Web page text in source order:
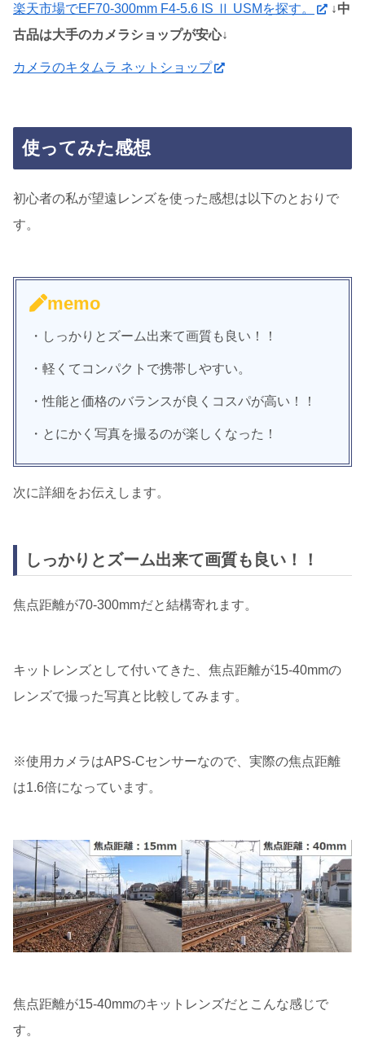
楽天市場でEF70-300mm F4-5.6 IS Ⅱ USMを探す。
↓中
古品は大手のカメラショップが安心↓
カメラのキタムラ ネットショップ
使ってみた感想
初心者の私が望遠レンズを使った感想は以下のとおりで
す。
memo
・しっかりとズーム出来て画質も良い！！
・軽くてコンパクトで携帯しやすい。
・性能と価格のバランスが良くコスパが高い！！
・とにかく写真を撮るのが楽しくなった！
次に詳細をお伝えします。
しっかりとズーム出来て画質も良い！！
焦点距離が70-300mmだと結構寄れます。
キットレンズとして付いてきた、焦点距離が15-40mmの
レンズで撮った写真と比較してみます。
※使用カメラはAPS-Cセンサーなので、実際の焦点距離
は1.6倍になっています。
焦点距離が15-40mmのキットレンズだとこんな感じで
す。